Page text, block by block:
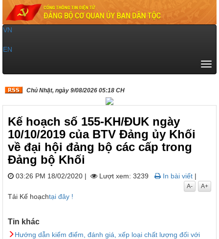
VN
EN
Chủ Nhật, ngày 9/08/2026 05:18 CH
Kế hoạch số 155-KH/ĐUK ngày
10/10/2019 của BTV Đảng ủy Khối
về đại hội đảng bộ các cấp trong
Đảng bộ Khối
03:26 PM 18/02/2020 | Lượt xem: 3239 In bài viết |
A+
A-
Tải Kế hoạchtại đây !
Tin khác
Hướng dẫn kiểm điểm, đánh giá, xếp loại chất lượng đối với